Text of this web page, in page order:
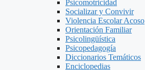
Psicomotricidad
Socializar y Convivir
Violencia Escolar Acoso
Orientación Familiar
Psicolingüística
Psicopedagogía
Diccionarios Temáticos
Enciclopedias